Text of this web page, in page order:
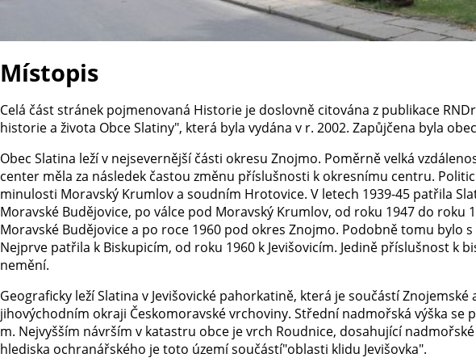
Místopis
Celá část stránek pojmenovaná Historie je doslovně citována z publikace
historie a života Obce Slatiny", která byla vydána v r. 2002. Zapůjčena byla
Obec Slatina leží v nejsevernější části okresu Znojmo. Poměrně velká
center měla za následek častou změnu příslušnosti k okresnímu centru.
minulosti Moravský Krumlov a soudním Hrotovice. V letech 1939-45 patřila
Moravské Budějovice, po válce pod Moravský Kru­mlov, od roku 1947 do roku
Moravské Budějovice a po roce 1960 pod okres Znojmo. Podobně tomu bylo
Nejprve patřila k Biskupicím, od roku 1960 k Jevišovicím. Jedi­ně příslušnost k
nemění.
Geograficky leží Slatina v Jevišovické pahorkatině, která je součás­tí Znojemské
jihovýchodním okraji Českomoravské vrchoviny. Střední nadmořská výška se
m. Nej­vyšším návrším v katastru obce je vrch Roudnice, dosahující nadmoř­ské
hlediska ochranářského je toto území součástí"oblasti klidu Jevišovka".